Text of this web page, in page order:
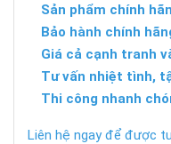
Sản phẩm chính
Bảo hành chính
Giá cả cạnh tranh
Tư vấn nhiệt tình,
Thi công nhanh
Liên hệ ngay để được